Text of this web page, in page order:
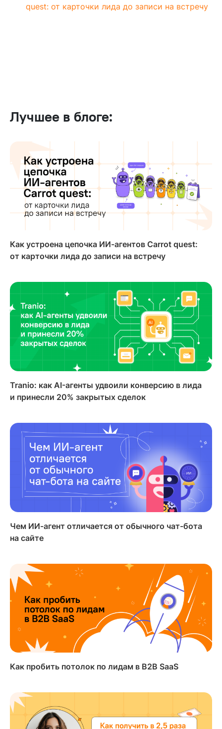
quest: от карточки лида до записи на встречу
Лучшее в блоге:
Как устроена цепочка ИИ-агентов Carrot quest:
от карточки лида до записи на встречу
Tranio: как AI-агенты удвоили конверсию в лида
и принесли 20% закрытых сделок
Чем ИИ-агент отличается от обычного чат-бота
на сайте
Как пробить потолок по лидам в B2B SaaS